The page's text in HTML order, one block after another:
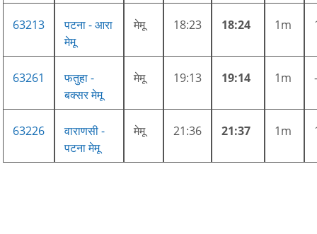
63213
पटना - आरा
मेमू
मेमू 18:23 18:24 1m
63261
फतुहा -
बक्सर मेमू
मेमू 19:13 19:14 1m
63226
वाराणसी -
पटना मेमू
मेमू 21:36 21:37 1m